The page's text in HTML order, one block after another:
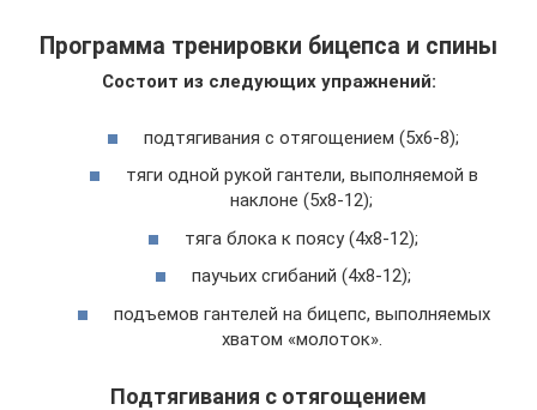
Программа тренировки бицепса и спины
Состоит из следующих упражнений:
подтягивания с отягощением (5х6-8);
тяги одной рукой гантели, выполняемой в
наклоне (5х8-12);
тяга блока к поясу (4х8-12);
паучьих сгибаний (4х8-12);
подъемов гантелей на бицепс, выполняемых
хватом «молоток».
Подтягивания с отягощением